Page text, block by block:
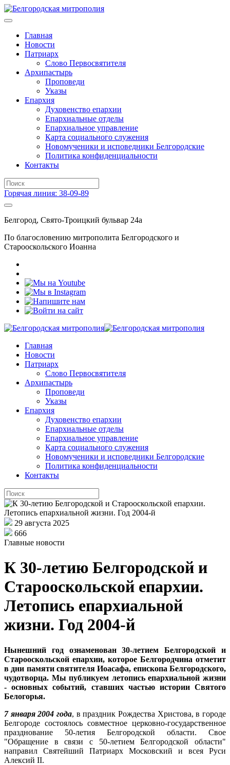
Главная
Новости
Патриарх
Слово Первосвятителя
Архипастырь
Проповеди
Указы
Епархия
Духовенство епархии
Епархиальные отделы
Епархиальное управление
Карта социального служения
Новомученики и исповедники Белгородские
Политика конфиденциальности
Контакты
Горячая линия: 38-09-89
Белгород, Свято-Троицкий бульвар 24а
По благословению митрополита Белгородского и
Старооскольского Иоанна
Главная
Новости
Патриарх
Слово Первосвятителя
Архипастырь
Проповеди
Указы
Епархия
Духовенство епархии
Епархиальные отделы
Епархиальное управление
Карта социального служения
Новомученики и исповедники Белгородские
Политика конфиденциальности
Контакты
29 августа 2025
666
Главные новости
К 30-летию Белгородской и
Старооскольской епархии.
Летопись епархиальной
жизни. Год 2004-й
Нынешний год ознаменован 30-летием Белгородской и
Старооскольской епархии, которое Белгородчина отметит
в дни памяти святителя Иоасафа, епископа Белгородского,
чудотворца. Мы публикуем летопись епархиальной жизни
- основных событий, ставших частью истории Святого
Белогорья.
7 января 2004 года, в праздник Рождества Христова, в городе
Белгороде состоялось совместное церковно-государственное
празднование 50-летия Белгородской области. Свое
"Обращение в связи с 50-летием Белгородской области"
направил Святейший Патриарх Московский и всея Руси
Алексий II.